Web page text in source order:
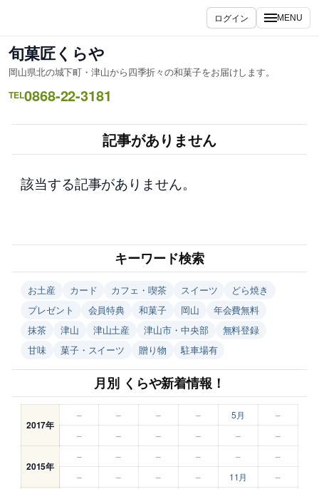
を
ス
キ
ッ
ログイン MENU
旬菓匠くらや
岡山県北の城下町・津山から四季折々の和菓子をお届けします。
TEL0868-22-3181
記事がありません
該当する記事がありません。
キーワード検索
お土産 カード カフェ・喫茶 スイーツ
どら焼き
プレゼント
会員特典 和菓子 岡山
年会費無料
抹茶
津山 津山土産 津山市・中央部
無料登録
甘味
菓子・スイーツ 贈り物 駐車場有
月別 くらや新着情報！
2017年
– – – – 5月
–
–
– – – – –
2015年
– – – – –
–
–
– – – 11月 –